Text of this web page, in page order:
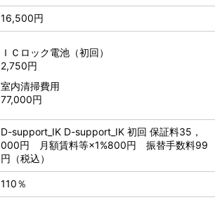
16,500円
ＩＣロック電池（初回）
2,750円
室内清掃費用
77,000円
D-support_IK D-support_IK 初回 保証料35，
000円 月額賃料等×1%800円 振替手数料99
円（税込）
110％